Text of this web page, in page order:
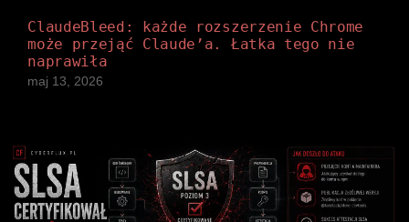
ClaudeBleed: każde rozszerzenie Chrome
może przejąć Claude’a. Łatka tego nie
naprawiła
maj 13, 2026